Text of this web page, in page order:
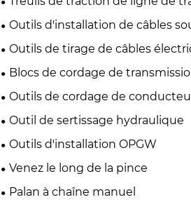
Outils d'installation de câbles
Outils de tirage de câbles
Blocs de cordage de
Outils de cordage de
Outil de sertissage hydraulique
Outils d'installation OPGW
Venez le long de la pince
Palan à chaîne manuel